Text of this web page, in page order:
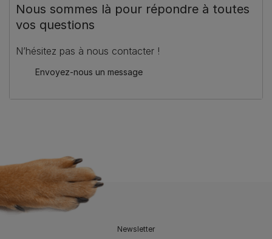
Nous sommes là pour répondre à toutes
vos questions
N’hésitez pas à nous contacter !
Envoyez-nous un message
Newsletter